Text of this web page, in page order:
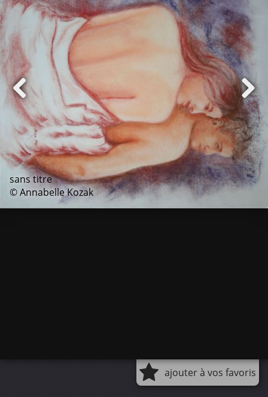
sans titre
© Annabelle Kozak
ajouter à vos favoris